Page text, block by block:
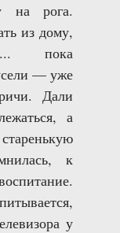
на рога.
из дому,
пока
— уже
Дали
а
к
у